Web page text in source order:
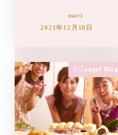
mari
2021年12月10日
3♡angel Blog